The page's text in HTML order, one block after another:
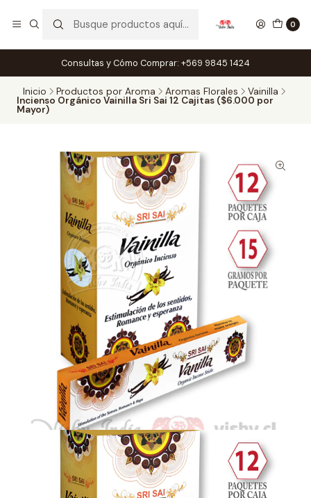
0
Consultas y Cómo Comprar: +569 9845 1424
Inicio Productos por Aroma Aromas Florales Vainilla
Incienso Orgánico Vainilla Sri Sai 12 Cajitas ($6.000 por
Mayor)